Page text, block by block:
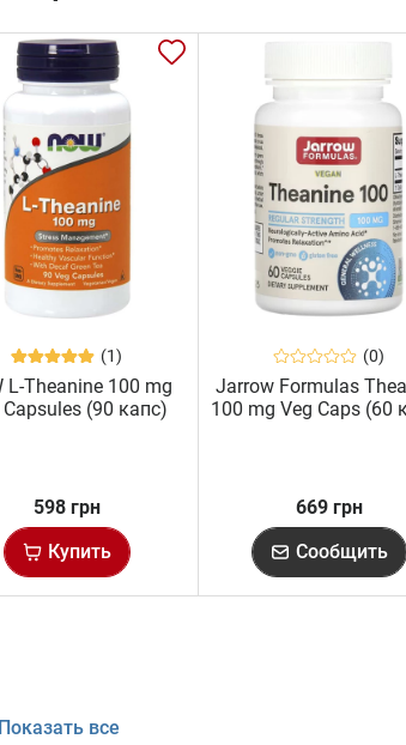
(1)
L-Theanine 100 mg
Capsules (90 капс)
598 грн
Купить
(0)
Jarrow Formulas
100 mg Veg Caps (60
669 грн
Сообщить
Показать все